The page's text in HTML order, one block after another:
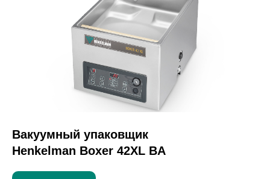
Вакуумный упаковщик
Henkelman Boxer 42XL BA